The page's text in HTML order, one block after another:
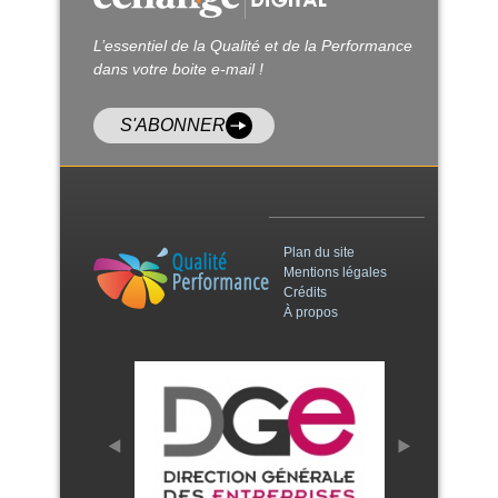
L’essentiel de la Qualité et de la Performance
dans votre boite e-mail !
S'ABONNER
Plan du site
Mentions légales
Crédits
À propos